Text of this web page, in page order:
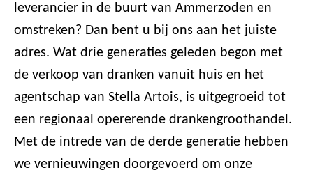
leverancier in de buurt van Ammerzoden en
omstreken? Dan bent u bij ons aan het juiste
adres. Wat drie generaties geleden begon met
de verkoop van dranken vanuit huis en het
agentschap van Stella Artois, is uitgegroeid tot
een regionaal opererende drankengroothandel.
Met de intrede van de derde generatie hebben
we vernieuwingen doorgevoerd om onze